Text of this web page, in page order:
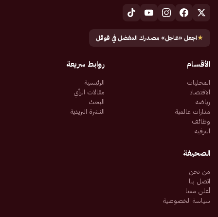
★اجعل «عاجل» مصدرك المفضل في قوقل
الأقسام
المحليات
الاقتصاد
رياضة
مدارات عالمية
وظائف
الترفيه
روابط سريعة
الرئيسية
مقالات الرأي
البحث
النشرة البريدية
الصحيفة
من نحن
اتصل بنا
أعلن معنا
سياسة الخصوصية